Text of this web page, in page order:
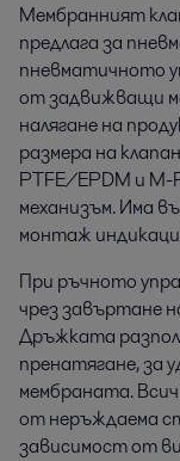
Мембранният
предлага за
пневматичното
от задвижващи
налягане на
размера на
PTFE/EPDM и
механизъм. Има
монтаж
При ръчното
чрез завъртане
Дръжката
пренатягане, за
мембраната.
от неръждаема
зависимост от